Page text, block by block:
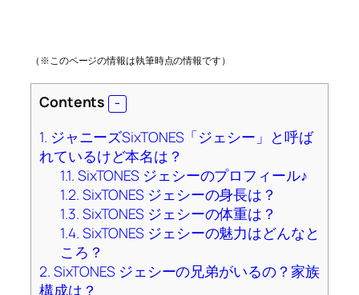
（※このページの情報は執筆時点の情報です）
Contents
1. ジャニーズSixTONES「ジェシー」と呼ば
れているけど本名は？
1.1. SixTONES ジェシーのプロフィール♪
1.2. SixTONES ジェシーの身長は？
1.3. SixTONES ジェシーの体重は？
1.4. SixTONES ジェシーの魅力はどんなと
ころ？
2. SixTONES ジェシーの兄弟がいるの？家族
構成は？